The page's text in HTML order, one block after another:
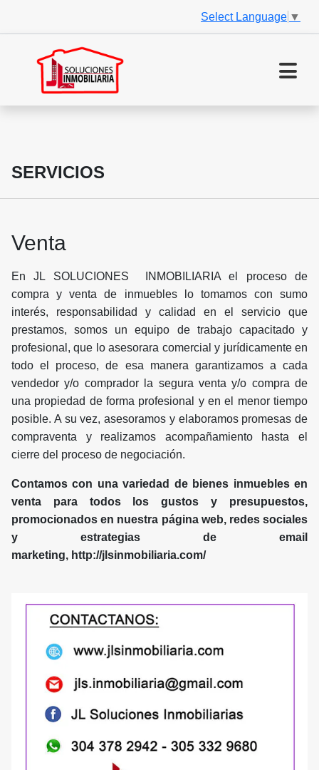
Select Language ▼
SERVICIOS
Venta
En JL SOLUCIONES INMOBILIARIA el proceso de
compra y venta de inmuebles lo tomamos con sumo
interés, responsabilidad y calidad en el servicio que
prestamos, somos un equipo de trabajo capacitado y
profesional, que lo asesorara comercial y jurídicamente en
todo el proceso, de esa manera garantizamos a cada
vendedor y/o comprador la segura venta y/o compra de
una propiedad de forma profesional y en el menor tiempo
posible. A su vez, asesoramos y elaboramos promesas de
compraventa y realizamos acompañamiento hasta el
cierre del proceso de negociación.
Contamos con una variedad de bienes inmuebles en
venta para todos los gustos y presupuestos,
promocionados en nuestra página web, redes sociales
y estrategias de email
marketing, http://jlsinmobiliaria.com/